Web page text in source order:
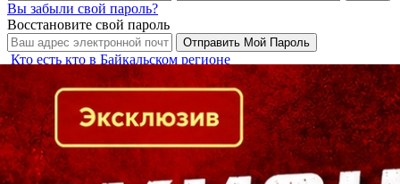
Вы забыли свой пароль?
Восстановите свой пароль
Кто есть кто в Байкальском регионе